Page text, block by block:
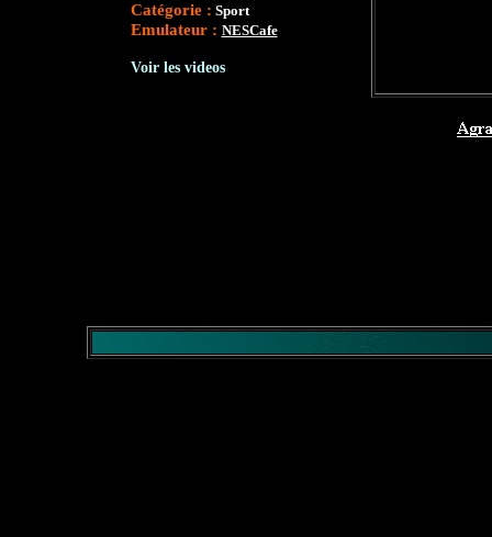
Catégorie : Sport
Emulateur : NESCafe
Voir les videos